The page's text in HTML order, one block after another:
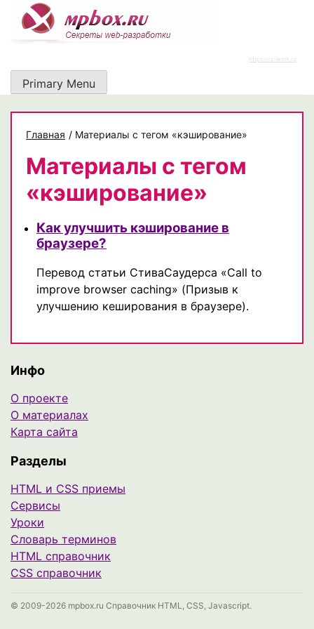
content
https://rz-work.ru
Primary Menu
Главная / Материалы с тегом «кэширование»
Материалы с тегом
«кэширование»
Как улучшить кэширование в
браузере?
Перевод статьи СтиваСаудерса «Call to
improve browser caching» (Призыв к
улучшению кеширования в браузере).
Инфо
О проекте
О материалах
Карта сайта
Разделы
HTML и CSS приемы
Сервисы
Уроки
Cловарь терминов
HTML справочник
CSS справочник
© 2009-2026 mpbox.ru Справочник HTML, CSS, Javascript.